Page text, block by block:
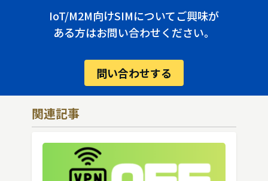
IoT/M2M向けSIMについてご興味が
ある方はお問い合わせください。
問い合わせする
関連記事